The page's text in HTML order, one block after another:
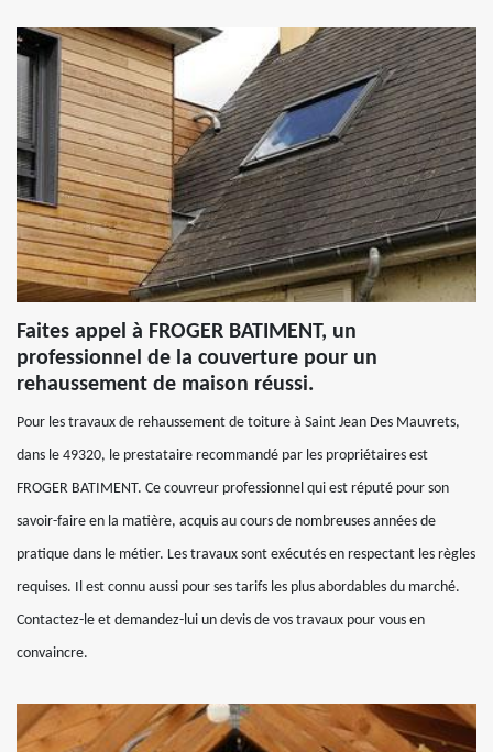
Faites appel à FROGER BATIMENT, un
professionnel de la couverture pour un
rehaussement de maison réussi.
Pour les travaux de rehaussement de toiture à Saint Jean Des Mauvrets,
dans le 49320, le prestataire recommandé par les propriétaires est
FROGER BATIMENT. Ce couvreur professionnel qui est réputé pour son
savoir-faire en la matière, acquis au cours de nombreuses années de
pratique dans le métier. Les travaux sont exécutés en respectant les règles
requises. Il est connu aussi pour ses tarifs les plus abordables du marché.
Contactez-le et demandez-lui un devis de vos travaux pour vous en
convaincre.